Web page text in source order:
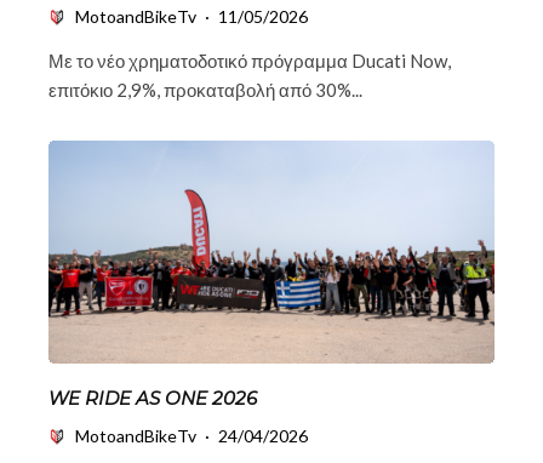
MotoandBikeTv · 11/05/2026
Με το νέο χρηματοδοτικό πρόγραμμα Ducati Now,
επιτόκιο 2,9%, προκαταβολή από 30%...
WE RIDE AS ONE 2026
MotoandBikeTv · 24/04/2026